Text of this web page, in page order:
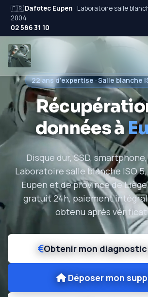
🇫🇷Dafotec Eupen · Laboratoire salle
2004
02 586 31 10
22 ans d'expertise · Salle blanche
données à
Disque dur, SSD, smartphone,
Laboratoire salle blanche ISO
Eupen et de province de
gratuit 24h, paiement
obtenu après
Obtenir mon
Déposer mon